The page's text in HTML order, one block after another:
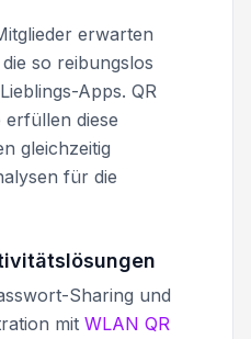
erwarten
so reibungslos
Apps. QR
erfüllen diese
gleichzeitig
für die
Sharing und
mit WLAN QR